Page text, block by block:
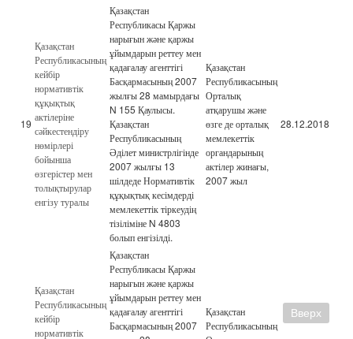
19
Қазақстан
Республикасының
кейбір
нормативтік
құқықтық
актілеріне
сәйкестендіру
нөмірлері
бойынша
өзгерістер мен
толықтырулар
енгізу туралы
Қазақстан
Республикасы Қаржы
нарығын және қаржы
ұйымдарын реттеу мен
қадағалау агенттігі
Басқармасының 2007
жылғы 28 мамырдағы
N 155 Қаулысы.
Қазақстан
Республикасының
Әділет министрлігінде
2007 жылғы 13
шілдеде Нормативтік
құқықтық кесімдерді
мемлекеттік тіркеудің
тізіліміне N 4803
болып енгізілді.
Қазақстан
Республикасының
Орталық
атқарушы және
өзге де орталық
мемлекеттік
органдарының
актілер жинағы,
2007 жыл
28.12.2018
Қазақстан
Республикасының
кейбір
нормативтік
Қазақстан
Республикасы Қаржы
нарығын және қаржы
ұйымдарын реттеу мен
қадағалау агенттігі
Басқармасының 2007
Қазақстан
Республикасының
Вверх